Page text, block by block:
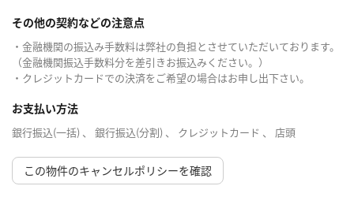
その他の契約などの注意点
・金融機関の振込み手数料は弊社の負担とさせていただいております。
（金融機関振込手数料分を差引きお振込みください。）
・クレジットカードでの決済をご希望の場合はお申し出下さい。
お支払い方法
銀行振込(一括) 、 銀行振込(分割) 、 クレジットカード 、 店頭
この物件のキャンセルポリシーを確認